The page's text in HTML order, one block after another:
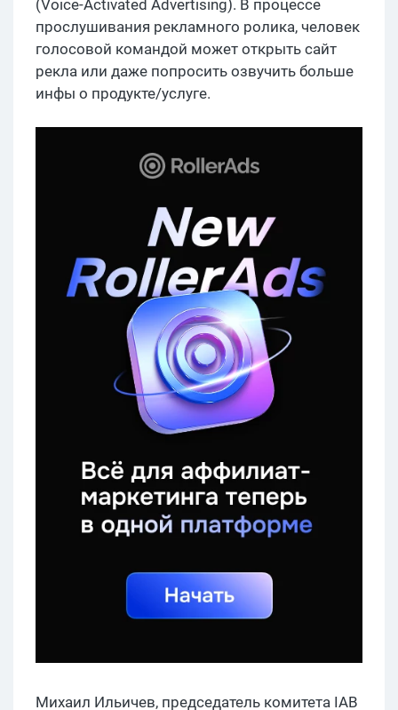
(Voice-Activated Advertising). В процессе
прослушивания рекламного ролика, человек
голосовой командой может открыть сайт
рекла или даже попросить озвучить больше
инфы о продукте/услуге.
Михаил Ильичев, председатель комитета IAB